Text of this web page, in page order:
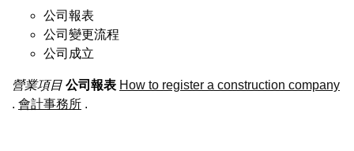
公司報表
公司變更流程
公司成立
營業項目 公司報表 How to register a construction company
. 會計事務所 .